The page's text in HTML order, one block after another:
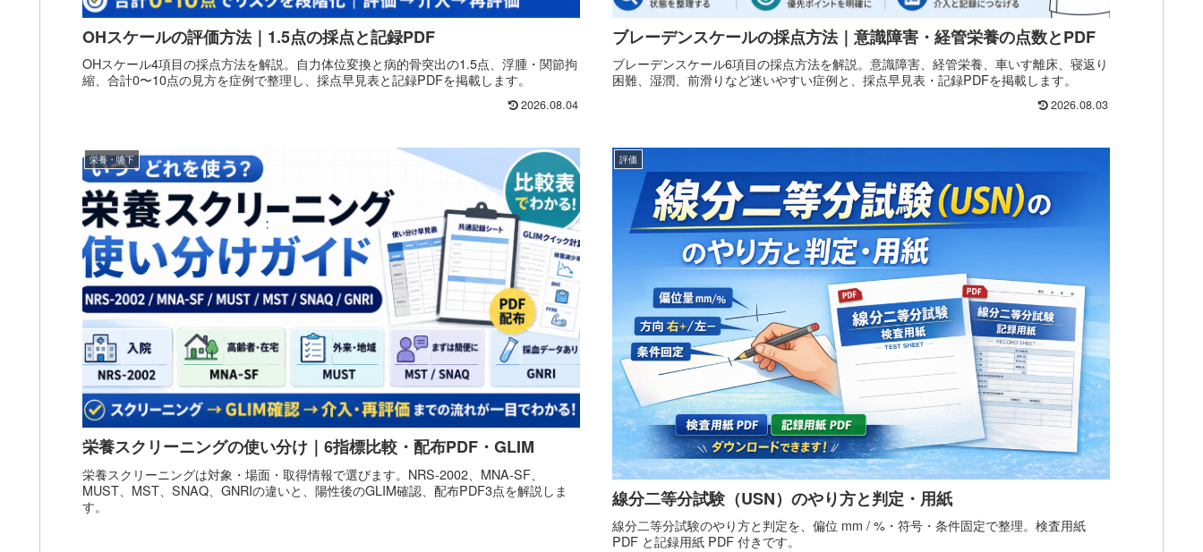
OHスケールの評価方法｜1.5点の採点と記録PDF
OHスケール4項目の採点方法を解説。自力体位変換と病的骨突出の1.5点、浮腫・関節拘
縮、合計0〜10点の見方を症例で整理し、採点早見表と記録PDFを掲載します。
2026.08.04
ブレーデンスケールの採点方法｜意識障害・経管栄養の点数とPDF
ブレーデンスケール6項目の採点方法を解説。意識障害、経管栄養、車いす離床、寝返り
困難、湿潤、前滑りなど迷いやすい症例と、採点早見表・記録PDFを掲載します。
2026.08.03
栄養・嚥下
栄養スクリーニングの使い分け｜6指標比較・配布PDF・GLIM
栄養スクリーニングは対象・場面・取得情報で選びます。NRS-2002、MNA-SF、
MUST、MST、SNAQ、GNRIの違いと、陽性後のGLIM確認、配布PDF3点を解説しま
す。
評価
線分二等分試験（USN）のやり方と判定・用紙
線分二等分試験のやり方と判定を、偏位 mm / %・符号・条件固定で整理。検査用紙
PDF と記録用紙 PDF 付きです。